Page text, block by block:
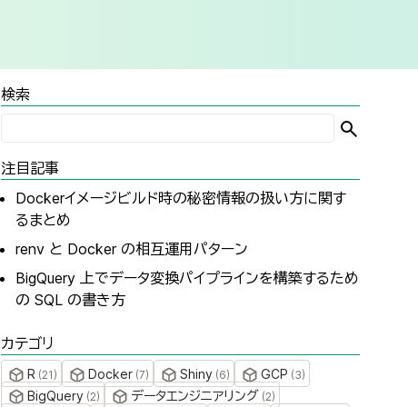
検索
注目記事
Dockerイメージビルド時の秘密情報の扱い方に関す
るまとめ
renv と Docker の相互運用パターン
BigQuery 上でデータ変換パイプラインを構築するため
の SQL の書き方
カテゴリ
R (21) Docker (7) Shiny (6) GCP (3)
BigQuery (2) データエンジニアリング (2)